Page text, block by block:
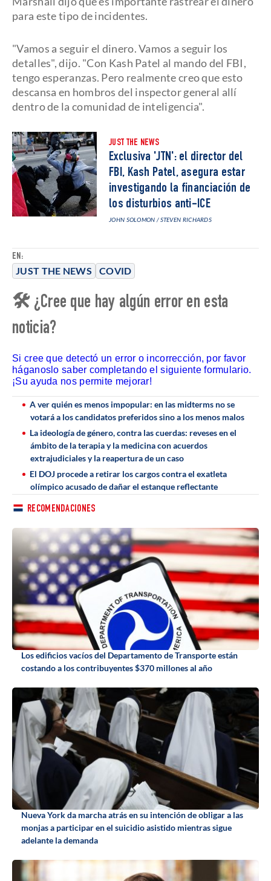
EN:
JUST THE NEWS COVID
para este tipo de incidentes.
"Vamos a seguir el dinero. Vamos a seguir los
detalles", dijo. "Con Kash Patel al mando del FBI,
tengo esperanzas. Pero realmente creo que esto
descansa en hombros del inspector general allí
dentro de la comunidad de inteligencia".
JUST THE NEWS
Exclusiva 'JTN': el director del
FBI, Kash Patel, asegura estar
investigando la financiación de
los disturbios anti-ICE
JOHN SOLOMON / STEVEN RICHARDS
🛠 ¿Cree que hay algún error en esta
noticia?
Si cree que detectó un error o incorrección, por favor
háganoslo saber completando el siguiente formulario.
¡Su ayuda nos permite mejorar!
A ver quién es menos impopular: en las midterms no se
votará a los candidatos preferidos sino a los menos malos
La ideología de género, contra las cuerdas: reveses en el
ámbito de la terapia y la medicina con acuerdos
extrajudiciales y la reapertura de un caso
El DOJ procede a retirar los cargos contra el exatleta
olímpico acusado de dañar el estanque reflectante
RECOMENDACIONES
Los edificios vacíos del Departamento de Transporte están
costando a los contribuyentes $370 millones al año
Nueva York da marcha atrás en su intención de obligar a las
monjas a participar en el suicidio asistido mientras sigue
adelante la demanda